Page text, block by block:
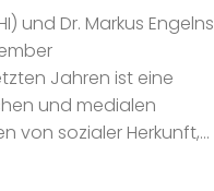
und Dr. Markus Engelns
Jahren ist eine
und medialen
von sozialer Herkunft,...